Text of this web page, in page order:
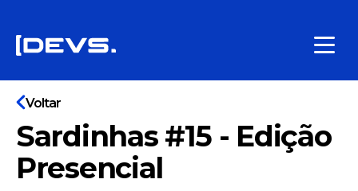
Voltar
Sardinhas #15 - Edição
Presencial